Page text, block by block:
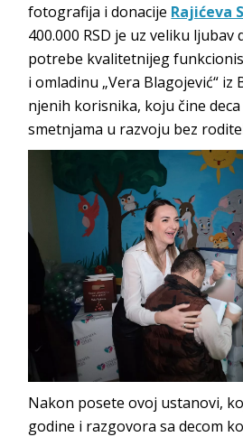
fotografija i donacije Rajićeva
400.000 RSD je uz veliku ljubav
potrebe kvalitetnijeg
i omladinu „Vera Blagojević“ iz
njenih korisnika, koju čine
smetnjama u razvoju bez
Nakon posete ovoj ustanovi,
godine i razgovora sa decom